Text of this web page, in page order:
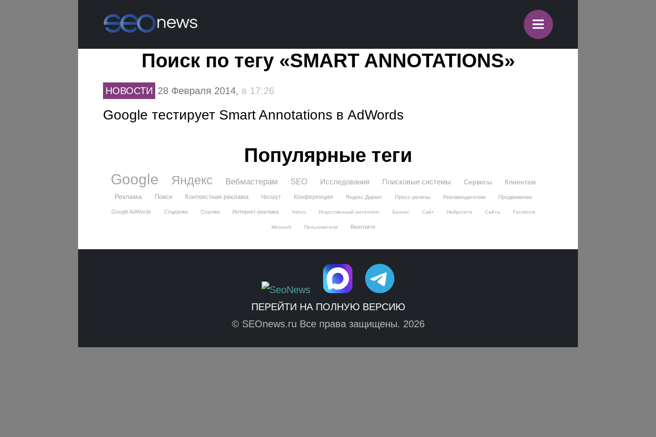
≡
Поиск по тегу «SMART ANNOTATIONS»
НОВОСТИ 28 Февраля 2014, в 17:26
Google тестирует Smart Annotations в AdWords
Популярные теги
Google Яндекс Вебмастерам SEO Исследования Поисковые системы Сервисы
Клиентам
Реклама
Поиск Контекстная реклама Чилаут Конференции Яндекс.Директ Пресс-релизы Рекламодателям Продвижение
Google AdWords Социалки Ссылки Интернет-реклама Yahoo Искусственный интеллект Бизнес Сайт Нейросети Сайты Facebook
Microsoft Пользователи Вконтакте
ПЕРЕЙТИ НА ПОЛНУЮ ВЕРСИЮ
© SEOnews.ru Все права защищены. 2026